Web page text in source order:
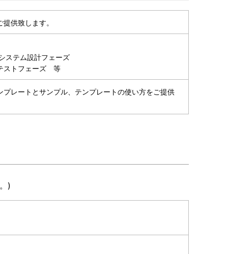
供致します。
ステム設計フェーズ
ストフェーズ 等
レートとサンプル、テンプレートの使い方をご提供
)